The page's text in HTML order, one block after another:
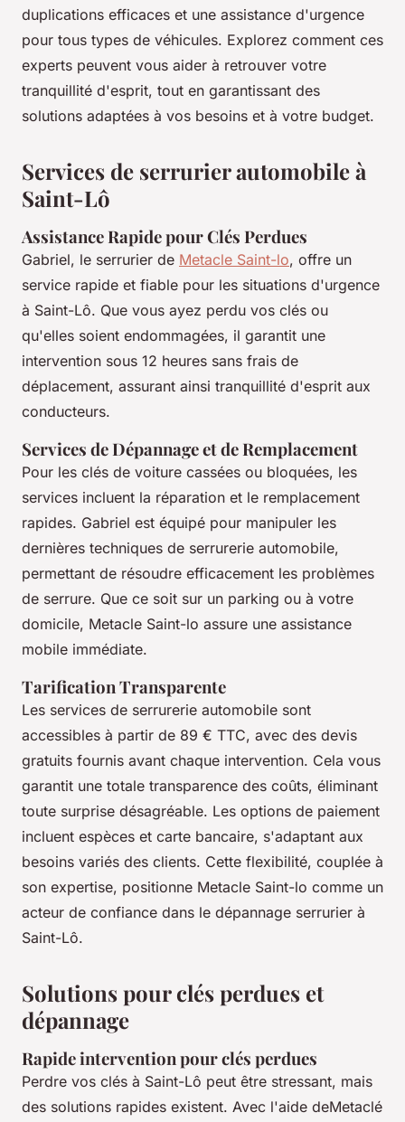
duplications efficaces et une assistance d'urgence
pour tous types de véhicules. Explorez comment ces
experts peuvent vous aider à retrouver votre
tranquillité d'esprit, tout en garantissant des
solutions adaptées à vos besoins et à votre budget.
Services de serrurier automobile à
Saint-Lô
Assistance Rapide pour Clés Perdues
Gabriel, le serrurier de Metacle Saint-lo, offre un
service rapide et fiable pour les situations d'urgence
à Saint-Lô. Que vous ayez perdu vos clés ou
qu'elles soient endommagées, il garantit une
intervention sous 12 heures sans frais de
déplacement, assurant ainsi tranquillité d'esprit aux
conducteurs.
Services de Dépannage et de Remplacement
Pour les clés de voiture cassées ou bloquées, les
services incluent la réparation et le remplacement
rapides. Gabriel est équipé pour manipuler les
dernières techniques de serrurerie automobile,
permettant de résoudre efficacement les problèmes
de serrure. Que ce soit sur un parking ou à votre
domicile, Metacle Saint-lo assure une assistance
mobile immédiate.
Tarification Transparente
Les services de serrurerie automobile sont
accessibles à partir de 89 € TTC, avec des devis
gratuits fournis avant chaque intervention. Cela vous
garantit une totale transparence des coûts, éliminant
toute surprise désagréable. Les options de paiement
incluent espèces et carte bancaire, s'adaptant aux
besoins variés des clients. Cette flexibilité, couplée à
son expertise, positionne Metacle Saint-lo comme un
acteur de confiance dans le dépannage serrurier à
Saint-Lô.
Solutions pour clés perdues et
dépannage
Rapide intervention pour clés perdues
Perdre vos clés à Saint-Lô peut être stressant, mais
des solutions rapides existent. Avec l'aide deMetaclé